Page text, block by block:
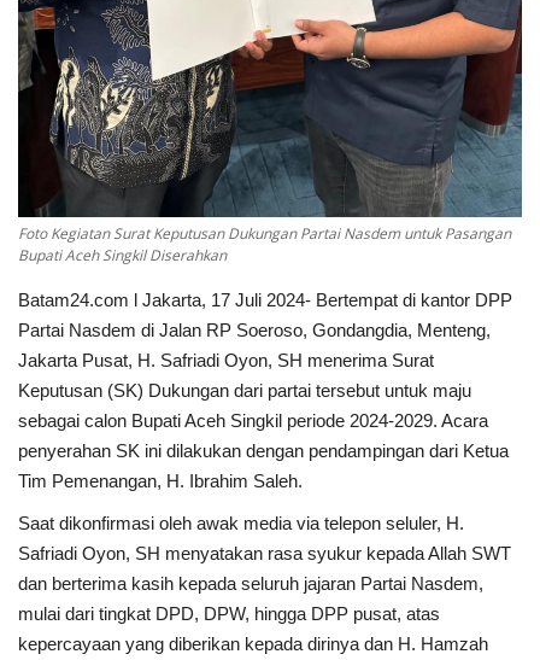
Opini
Foto Kegiatan Surat Keputusan Dukungan Partai Nasdem untuk Pasangan
Bupati Aceh Singkil Diserahkan
Batam24.com l Jakarta, 17 Juli 2024- Bertempat di kantor DPP
Partai Nasdem di Jalan RP Soeroso, Gondangdia, Menteng,
Jakarta Pusat, H. Safriadi Oyon, SH menerima Surat
Keputusan (SK) Dukungan dari partai tersebut untuk maju
sebagai calon Bupati Aceh Singkil periode 2024-2029. Acara
penyerahan SK ini dilakukan dengan pendampingan dari Ketua
Tim Pemenangan, H. Ibrahim Saleh.
Saat dikonfirmasi oleh awak media via telepon seluler, H.
Safriadi Oyon, SH menyatakan rasa syukur kepada Allah SWT
dan berterima kasih kepada seluruh jajaran Partai Nasdem,
mulai dari tingkat DPD, DPW, hingga DPP pusat, atas
kepercayaan yang diberikan kepada dirinya dan H. Hamzah